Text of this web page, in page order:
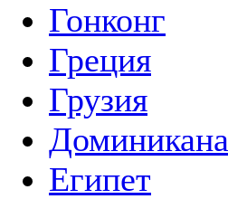
Гонконг
Греция
Грузия
Доминикана
Египет